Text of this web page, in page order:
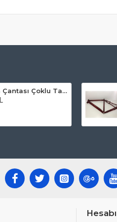
Pro Takım Çantası Çoklu Tamir Seti